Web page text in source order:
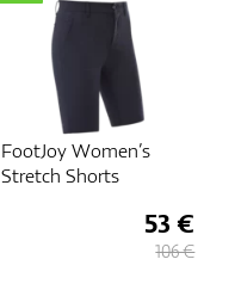
FootJoy Women’s
Stretch Shorts
53 €
106 €